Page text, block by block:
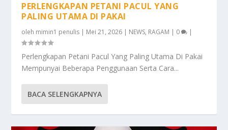
PERLENGKAPAN PETANI PACUL YANG
PALING UTAMA DI PAKAI
oleh mimin1 penulis | Mei 21, 2026 | NEWS, RAGAM | 0 |
Perlengkapan Petani Pacul Yang Paling Utama Di Pakai
Mempunyai Beberapa Penggunaan Serta Cara...
BACA SELENGKAPNYA